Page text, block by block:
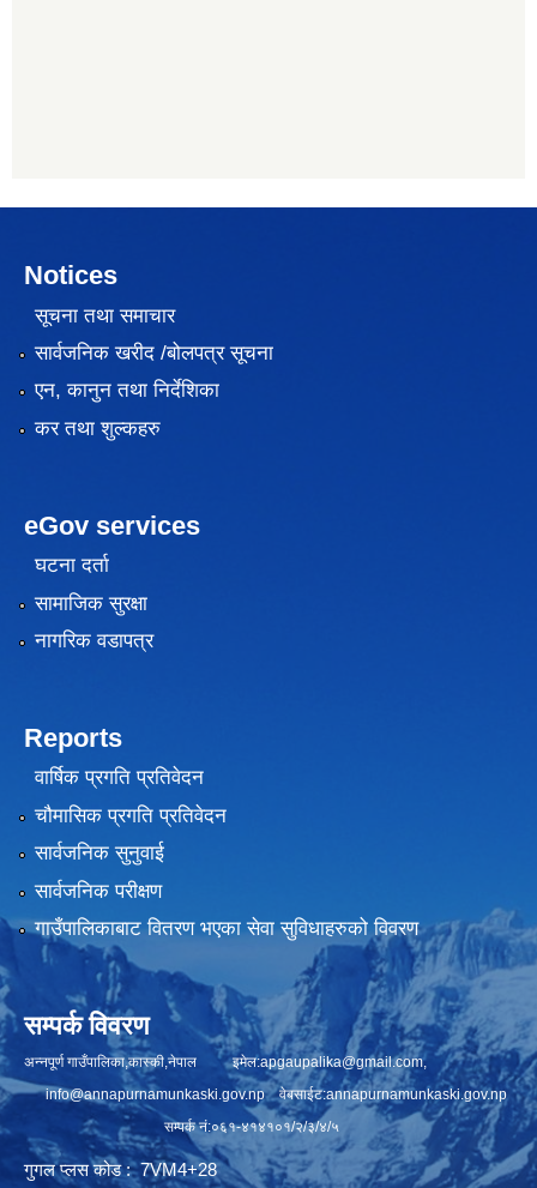
Notices
सूचना तथा समाचार
सार्वजनिक खरीद /बोलपत्र सूचना
एन, कानुन तथा निर्देशिका
कर तथा शुल्कहरु
eGov services
घटना दर्ता
सामाजिक सुरक्षा
नागरिक वडापत्र
Reports
वार्षिक प्रगति प्रतिवेदन
चौमासिक प्रगति प्रतिवेदन
सार्वजनिक सुनुवाई
सार्वजनिक परीक्षण
गाउँपालिकाबाट वितरण भएका सेवा सुविधाहरुको विवरण
सम्पर्क विवरण
अन्नपूर्ण गाउँपालिका,कास्की,नेपाल इमेल:apgaupalika@gmail.com,
info@annapurnamunkaski.gov.npवेबसाईट:annapurnamunkaski.gov.np
सम्पर्क नं:०६१-४१४१०१/२/३/४/५
गुगल प्लस कोड : 7VM4+28